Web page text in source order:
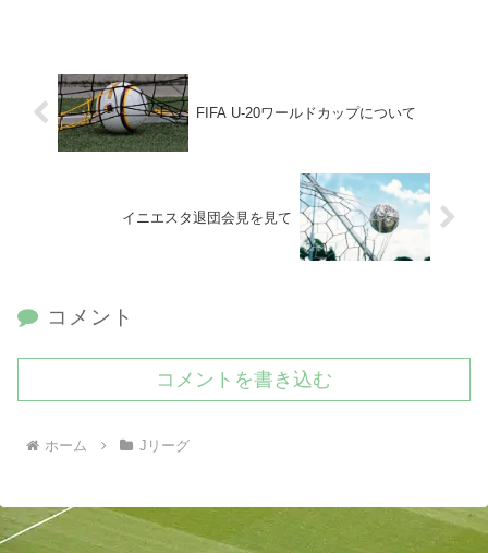
FIFA U-20ワールドカップについて
イニエスタ退団会見を見て
コメント
コメントを書き込む
ホーム Jリーグ